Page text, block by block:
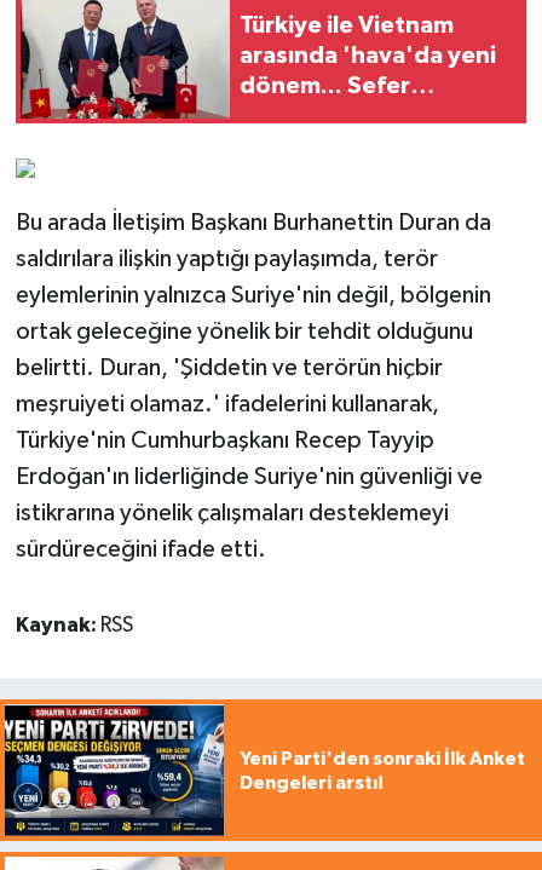
Türkiye ile Vietnam
arasında 'hava'da yeni
dönem... Sefer
Bu arada İletişim Başkanı Burhanettin Duran da
saldırılara ilişkin yaptığı paylaşımda, terör
eylemlerinin yalnızca Suriye'nin değil, bölgenin
ortak geleceğine yönelik bir tehdit olduğunu
belirtti. Duran, 'Şiddetin ve terörün hiçbir
meşruiyeti olamaz.' ifadelerini kullanarak,
Türkiye'nin Cumhurbaşkanı Recep Tayyip
Erdoğan'ın liderliğinde Suriye'nin güvenliği ve
istikrarına yönelik çalışmaları desteklemeyi
sürdüreceğini ifade etti.
Kaynak: RSS
Yeni Parti'den sonraki İlk Anket
Dengeleri arstı!